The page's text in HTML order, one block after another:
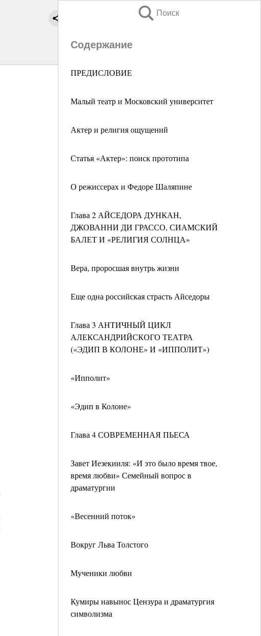
Поиск
Содержание
ПРЕДИСЛОВИЕ
Малый театр и Московский университет
Актер и религия ощущений
Статья «Актер»: поиск прототипа
О режиссерах и Федоре Шаляпине
Глава 2 АЙСЕДОРА ДУНКАН,
ДЖОВАННИ ДИ ГРАССО, СИАМСКИЙ
БАЛЕТ И «РЕЛИГИЯ СОЛНЦА»
Вера, проросшая внутрь жизни
Еще одна российская страсть Айседоры
Глава 3 АНТИЧНЫЙ ЦИКЛ
АЛЕКСАНДРИЙСКОГО ТЕАТРА
(«ЭДИП В КОЛОНЕ» И «ИППОЛИТ»)
«Ипполит»
«Эдип в Колоне»
Глава 4 СОВРЕМЕННАЯ ПЬЕСА
Завет Иезекииля: «И это было время твое,
время любви» Семейный вопрос в
драматургии
«Весенний поток»
Вокруг Льва Толстого
Мученики любви
Кумиры навынос Цензура и драматургия
символизма